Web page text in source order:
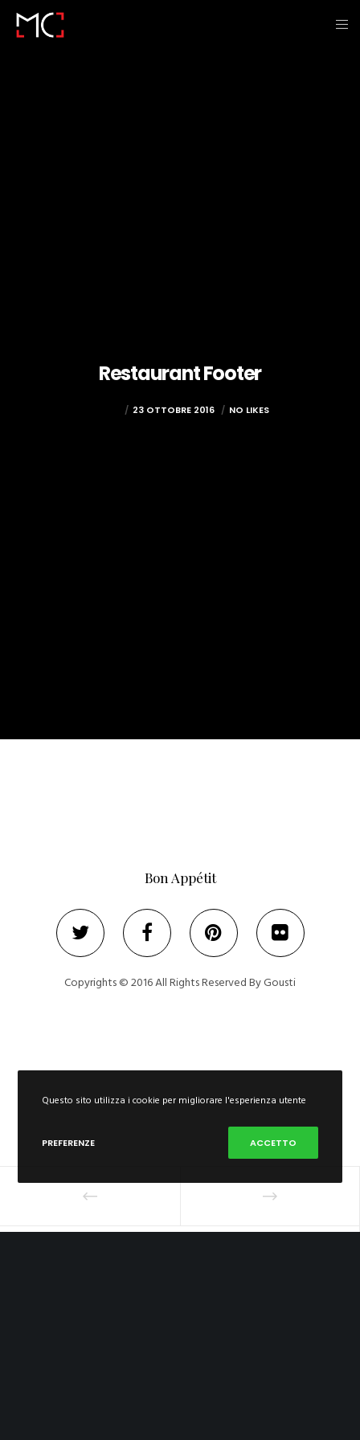
Restaurant Footer
23 OTTOBRE 2016 NO LIKES
Bon Appétit
Copyrights © 2016 All Rights Reserved By Gousti
Questo sito utilizza i cookie per migliorare l'esperienza utente
PREFERENZE ACCETTO